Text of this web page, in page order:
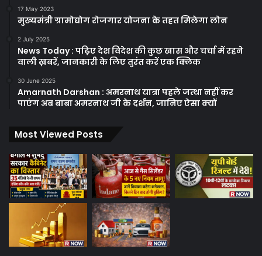
17 May 2023
मुख्यमंत्री ग्रामोद्योग रोजगार योजना के तहत मिलेगा लोन
2 July 2025
News Today : पढ़िए देश विदेश की कुछ खास और चर्चा में रहने
वाली ख़बरें, जानकारी के लिए तुरंत करें एक क्लिक
30 June 2025
Amarnath Darshan : अमरनाथ यात्रा पहले जत्था नहीं कर
पाएंग अब बाबा अमरनाथ जी के दर्शन, जानिए ऐसा क्यों
Most Viewed Posts